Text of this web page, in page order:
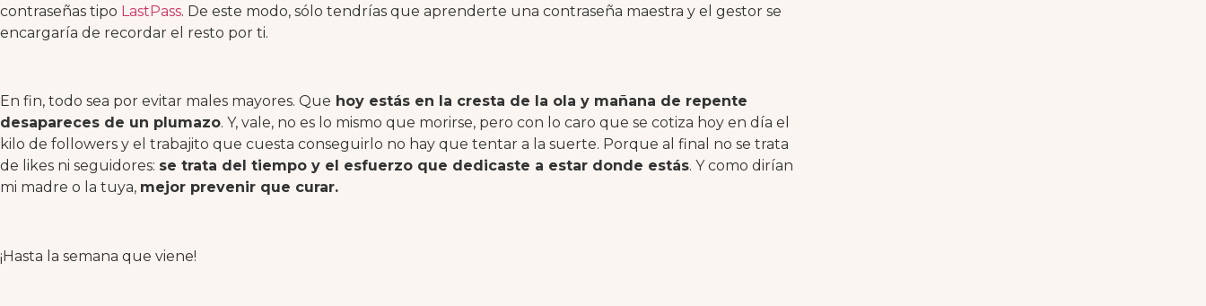
contraseñas tipo LastPass. De este modo, sólo tendrías que aprenderte una contraseña maestra y el gestor se
encargaría de recordar el resto por ti.
En fin, todo sea por evitar males mayores. Que hoy estás en la cresta de la ola y mañana de repente
desapareces de un plumazo. Y, vale, no es lo mismo que morirse, pero con lo caro que se cotiza hoy en día el
kilo de followers y el trabajito que cuesta conseguirlo no hay que tentar a la suerte. Porque al final no se trata
de likes ni seguidores: se trata del tiempo y el esfuerzo que dedicaste a estar donde estás. Y como dirían
mi madre o la tuya, mejor prevenir que curar.
¡Hasta la semana que viene!